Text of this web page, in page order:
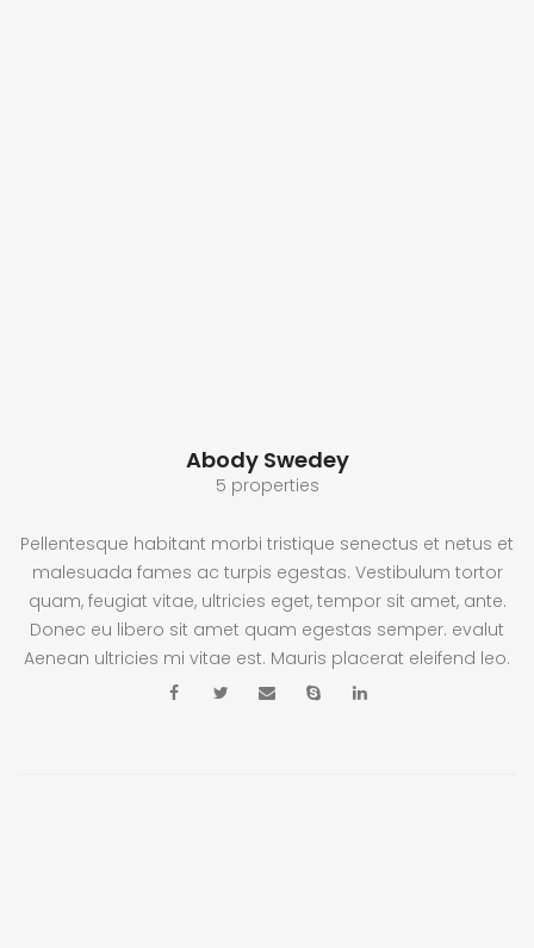
Abody Swedey
5 properties
Pellentesque habitant morbi tristique senectus et netus et
malesuada fames ac turpis egestas. Vestibulum tortor
quam, feugiat vitae, ultricies eget, tempor sit amet, ante.
Donec eu libero sit amet quam egestas semper. evalut
Aenean ultricies mi vitae est. Mauris placerat eleifend leo.